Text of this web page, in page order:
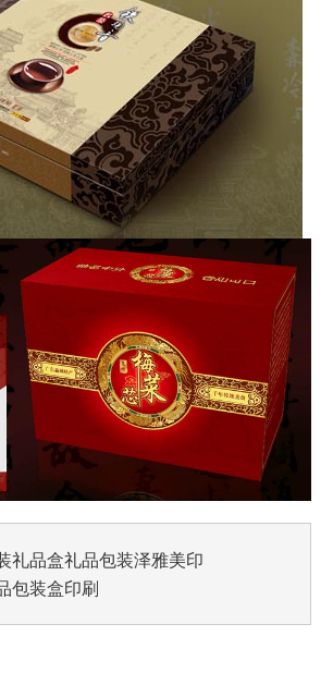
礼品盒礼品包装泽雅美印
包装盒印刷